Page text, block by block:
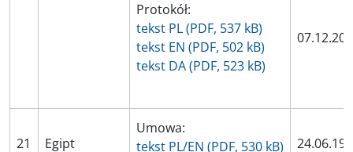
Protokół:
tekst PL (PDF, 537 kB)
tekst EN (PDF, 502 kB)
tekst DA (PDF, 523 kB)
21 Egipt
Umowa:
tekst PL/EN (PDF, 530 kB)